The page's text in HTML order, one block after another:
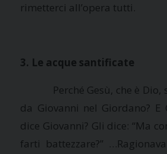
rimetterci all’opera tutti.
3. Le acque santificate
Perché Gesù, che è Dio,
da Giovanni nel Giordano? E
dice Giovanni? Gli dice: “Ma
farti battezzare?”